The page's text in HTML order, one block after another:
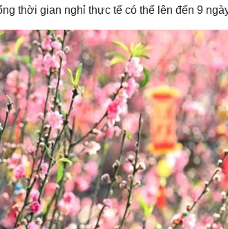
Văn học
Di sản
Thời trang
thời gian nghỉ thực tế có thể lên đến 9